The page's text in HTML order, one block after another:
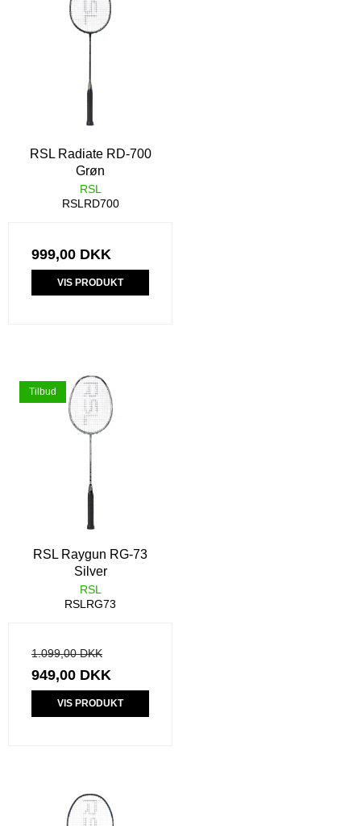
RSL Radiate RD-700
Grøn
RSL
RSLRD700
999,00 DKK
VIS PRODUKT
Tilbud
RSL Raygun RG-73
Silver
RSL
RSLRG73
1.099,00 DKK
949,00 DKK
VIS PRODUKT